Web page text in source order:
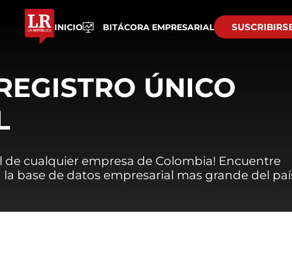
INICIO BITÁCORA EMPRESARIAL
ÚNICO
de cualquier empresa de Colombia! Encuentre
la base de datos empresarial mas grande del